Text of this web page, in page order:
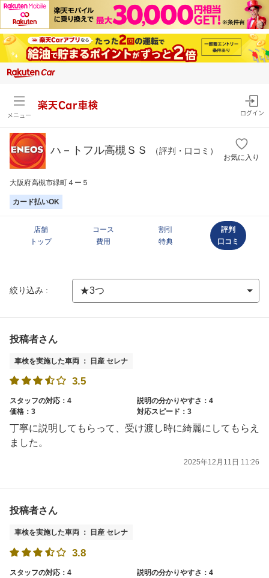
メニュー
楽天Car車検
ログイン
ハ－トフル高槻ＳＳ （評判・口コミ）
お気に入り
大阪府高槻市緑町４ー５
カード払いOK
店舗
トップ
コース
費用
割引
特典
評判
口コミ
絞り込み :
投稿者さん
車検を実施した車両 ： 日産 セレナ
3.5
スタッフの対応：4
説明の分かりやすさ：4
価格：3
対応スピード：3
丁寧に説明してもらって、受け渡し時に綺麗にしてもらえ
ました。
2025年12月11日 11:26
投稿者さん
車検を実施した車両 ： 日産 セレナ
3.8
スタッフの対応：4
説明の分かりやすさ：4